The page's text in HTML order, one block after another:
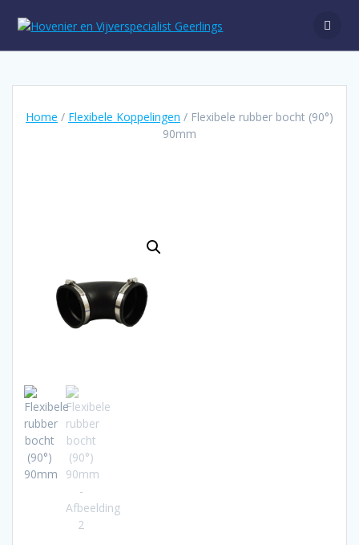
naar
Home / Flexibele Koppelingen / Flexibele rubber bocht (90°)
90mm